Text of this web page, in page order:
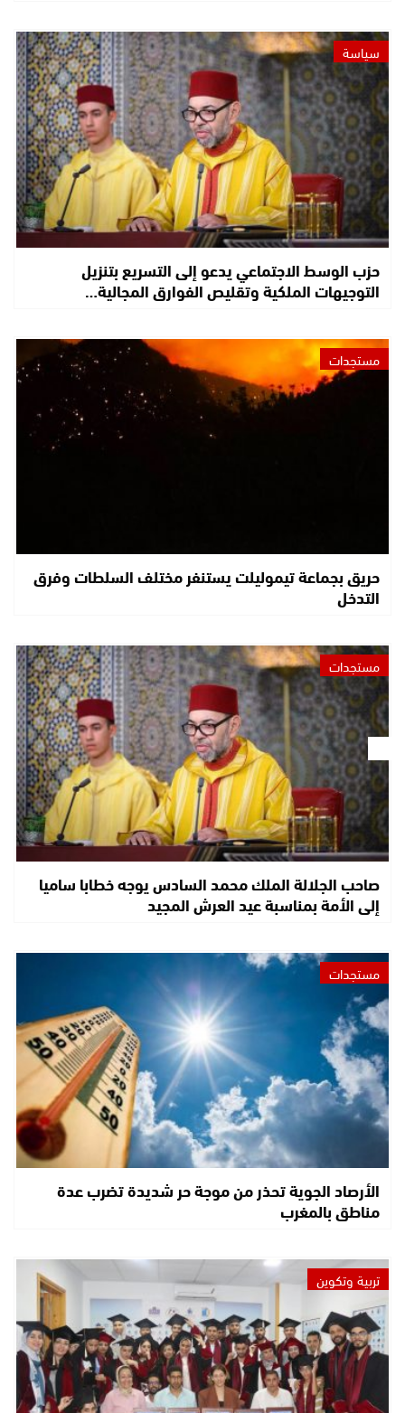
سياسة
حزب الوسط الاجتماعي يدعو إلى التسريع بتنزيل
التوجيهات الملكية وتقليص الفوارق المجالية…
مستجدات
حريق بجماعة تيموليلت يستنفر مختلف السلطات وفرق
التدخل
مستجدات
صاحب الجلالة الملك محمد السادس يوجه خطابا ساميا
إلى الأمة بمناسبة عيد العرش المجيد
مستجدات
الأرصاد الجوية تحذر من موجة حر شديدة تضرب عدة
مناطق بالمغرب
تربية وتكوين